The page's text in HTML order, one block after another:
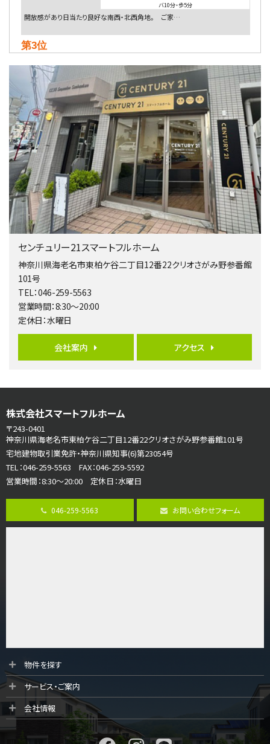
バ10分・歩5分
開放感があり日当たり良好な南西・北西角地。 ご家…
第3位
4ＬＤＫ
相模大野駅
バ9分・歩4分
２０１５年６月築、積水ハウス施工住宅です。 南東…
第4位
4,080万円
4ＬＤＫ
淵野辺駅
歩17分
南側道路に面しており日当たり良好。 キッチンから…
第5位
3,680万円
バ19分・ 歩8分
開放感があり日当たり良好な南西・北西角地区画。 …
第6位
4ＬＤＫ
さがみ野駅
海老名駅
バ15分 歩1分
リビングダイニング部分の床暖房完備 車並列2台駐…
第8位
3,990万円
4ＬＤＫ
古淵駅
第10位
3,598万円
長後駅
全棟ＬＤＫは16帖の4ＬＤＫ！食器洗い乾燥機や浴…
センチュリー21スマートフルホーム
神奈川県海老名市東柏ケ谷二丁目12番22クリオさがみ野参番館
101号
TEL：046-259-5563
営業時間：8:30～20:00
定休日：水曜日
会社案内 アクセス
株式会社スマートフルホーム
〒243-0401
神奈川県海老名市東柏ケ谷二丁目12番22クリオさがみ野参番館101号
宅地建物取引業免許・神奈川県知事(6)第23054号
TEL：046-259-5563 FAX：046-259-5592
営業時間：8:30～20:00 定休日：水曜日
046-259-5563 お問い合わせフォーム
物件を探す
サービス・ご案内
会社情報